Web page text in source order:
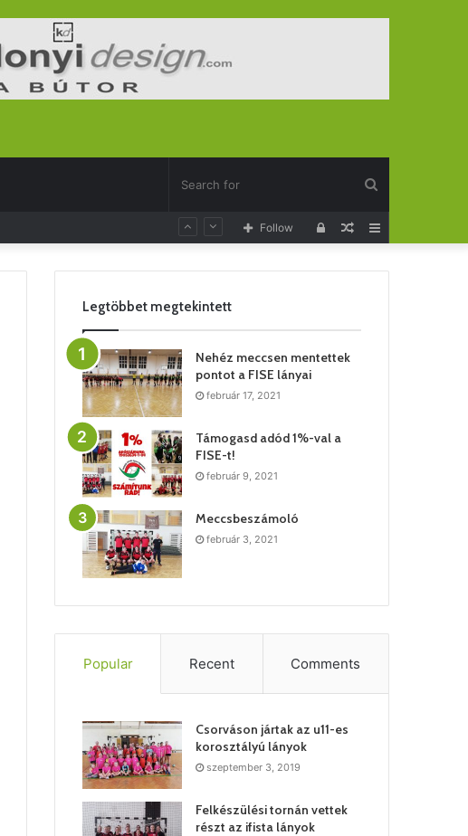
for
Random
Log
Follow
Legtöbbet megtekintett
Nehéz meccsen mentettek
pontot a FISE lányai
február 17, 2021
Támogasd adód 1%-val a
FISE-t!
február 9, 2021
Meccsbeszámoló
február 3, 2021
Popular Recent Comments
Csorváson jártak az u11-es
korosztályú lányok
szeptember 3, 2019
Felkészülési tornán vettek
részt az ifista lányok